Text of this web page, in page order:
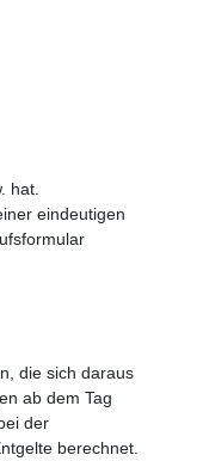
hat.
eindeutigen
die sich daraus
ab dem Tag
der
berechnet.